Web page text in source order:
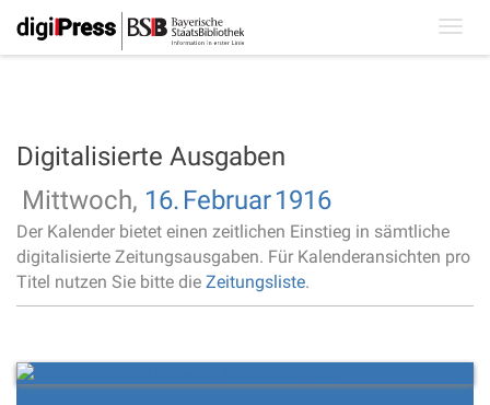
Digitalisierte Ausgaben
Mittwoch, 16. Februar1916
Der Kalender bietet einen zeitlichen Einstieg in sämtliche
digitalisierte Zeitungsausgaben. Für Kalenderansichten pro
Titel nutzen Sie bitte die Zeitungsliste.